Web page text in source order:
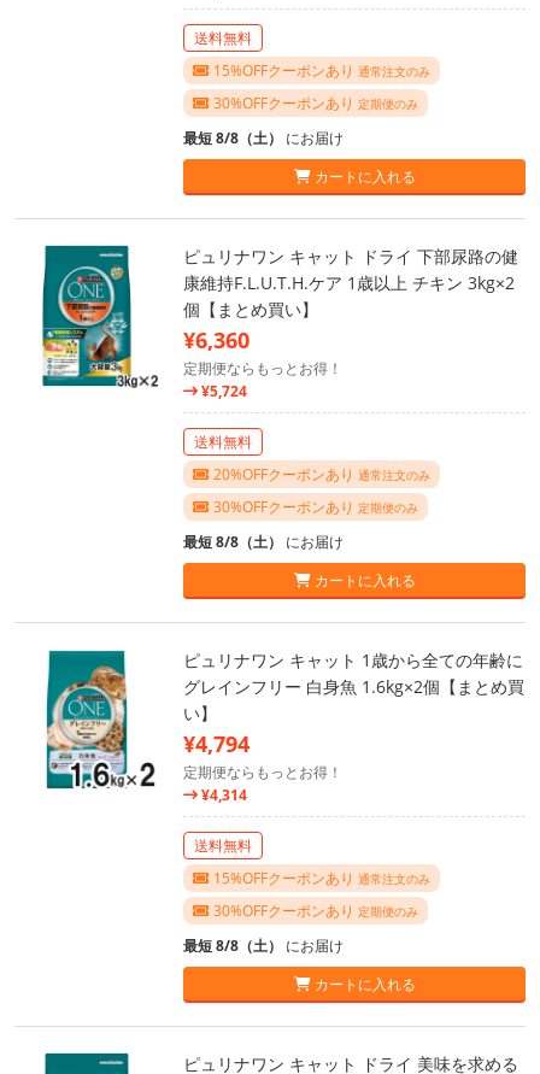
送料無料
15%OFFクーポンあり 通常注文のみ
30%OFFクーポンあり 定期便のみ
最短 8/8（土） にお届け
カートに入れる
ピュリナワン キャット ドライ 下部尿路の健
康維持F.L.U.T.H.ケア 1歳以上 チキン 3kg×2
個【まとめ買い】
¥6,360
定期便ならもっとお得！
¥5,724
送料無料
20%OFFクーポンあり 通常注文のみ
30%OFFクーポンあり 定期便のみ
最短 8/8（土） にお届け
カートに入れる
ピュリナワン キャット 1歳から全ての年齢に
グレインフリー 白身魚 1.6kg×2個【まとめ買
い】
¥4,794
定期便ならもっとお得！
¥4,314
送料無料
15%OFFクーポンあり 通常注文のみ
30%OFFクーポンあり 定期便のみ
最短 8/8（土） にお届け
カートに入れる
ピュリナワン キャット ドライ 美味を求める